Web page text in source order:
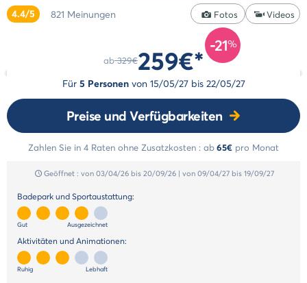
Animationen
Unsere
Unterkünfte
Unsere
Zahlung
4.4/5 821 Meinungen Fotos Videos
ab329€
-21%
259€*
Für5 Personen von15/05/27 bis22/05/27
Preise und Verfügbarkeiten
Zahlen Sie in 4 Raten ohne Zusatzkosten : ab65€ pro Monat
Geöffnet : von 03/04/26 bis 20/09/26| von 09/04/27 bis 19/09/27
Badepark und Sportaustattung:
Gut Ausgezeichnet
Aktivitäten und Animationen:
Ruhig Lebhaft